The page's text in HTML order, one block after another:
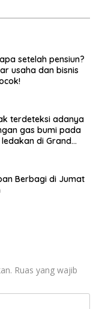
setelah pensiun?
usaha dan bisnis
terdeteksi adanya
gas bumi pada
ledakan di Grand
Berbagi di Jumat
Ruas yang wajib